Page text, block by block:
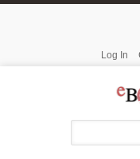
Log In